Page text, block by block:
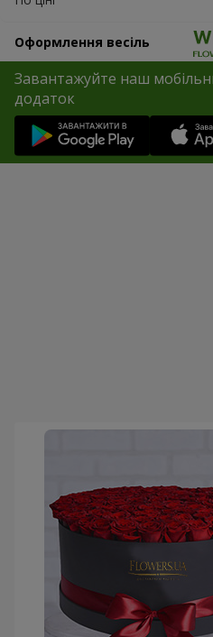
Оформлення весіль
Завантажуйте наш
додаток